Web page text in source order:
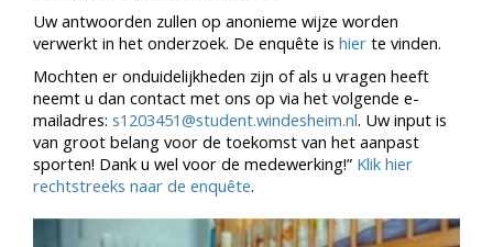
Uw antwoorden zullen op anonieme wijze worden
verwerkt in het onderzoek. De enquête is hier te vinden.
Mochten er onduidelijkheden zijn of als u vragen heeft
neemt u dan contact met ons op via het volgende e-
mailadres: s1203451@student.windesheim.nl. Uw input is
van groot belang voor de toekomst van het aanpast
sporten! Dank u wel voor de medewerking!” Klik hier
rechtstreeks naar de enquête.